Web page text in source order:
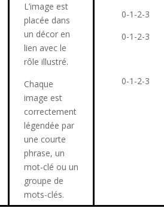
L’image est
placée dans
un décor en
lien avec le
rôle illustré.
Chaque
image est
correctement
légendée par
une courte
phrase, un
mot-clé ou un
groupe de
mots-clés.
0-1-2-3
0-1-2-3
0-1-2-3